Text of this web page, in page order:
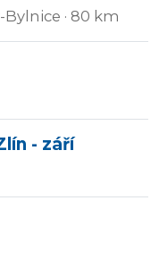
Bylnice · 80 km
- září